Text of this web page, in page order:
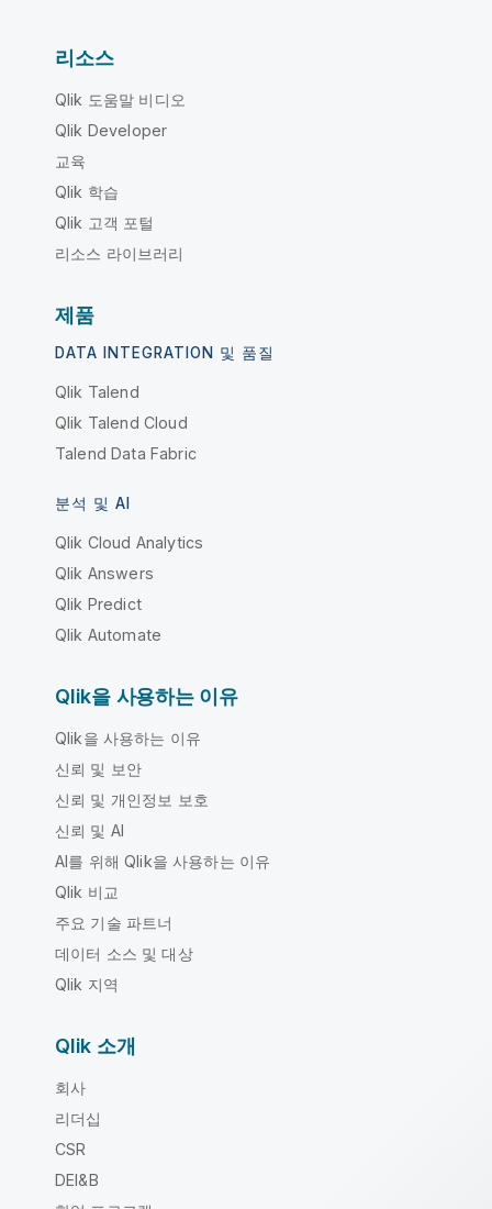
리소스
Qlik 도움말 비디오
Qlik Developer
교육
Qlik 학습
Qlik 고객 포털
리소스 라이브러리
제품
DATA INTEGRATION 및 품질
Qlik Talend
Qlik Talend Cloud
Talend Data Fabric
분석 및 AI
Qlik Cloud Analytics
Qlik Answers
Qlik Predict
Qlik Automate
Qlik을 사용하는 이유
Qlik을 사용하는 이유
신뢰 및 보안
신뢰 및 개인정보 보호
신뢰 및 AI
AI를 위해 Qlik을 사용하는 이유
Qlik 비교
주요 기술 파트너
데이터 소스 및 대상
Qlik 지역
Qlik 소개
회사
리더십
CSR
DEI&B